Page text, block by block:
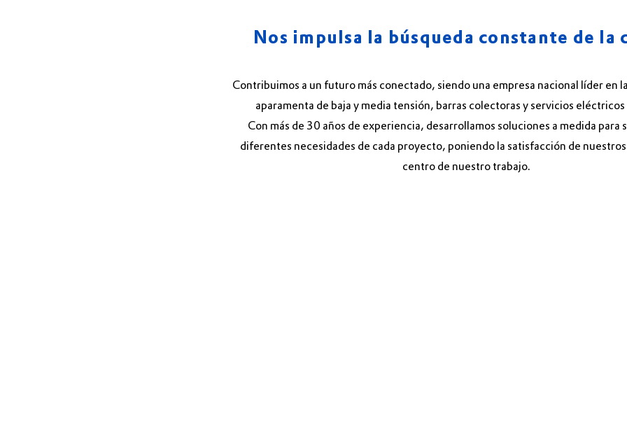
Nos impulsa la búsqueda constante de la
Contribuimos a un futuro más conectado, siendo una empresa nacional líder en
aparamenta de baja y media tensión, barras colectoras y servicios eléctricos
Con más de 30 años de experiencia, desarrollamos soluciones a medida para
diferentes necesidades de cada proyecto, poniendo la satisfacción de nuestros
centro de nuestro trabajo.